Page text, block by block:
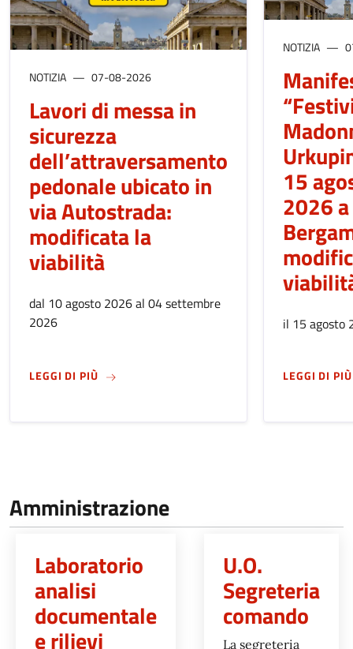
NOTIZIA 07-08-2026
Lavori di messa in
sicurezza
dell’attraversamento
pedonale ubicato in
via Autostrada:
modificata la
viabilità
dal 10 agosto 2026 al 04 settembre
2026
LEGGI DI PIÙSULAVORI DI MESSA IN SICUREZZA
NOTIZIA
15
2026 a
il 15 agosto
LEGGI DI PIÙ
Amministrazione
Laboratorio
analisi
documentale
e rilievi
U.O.
Segreteria
comando
La segreteria